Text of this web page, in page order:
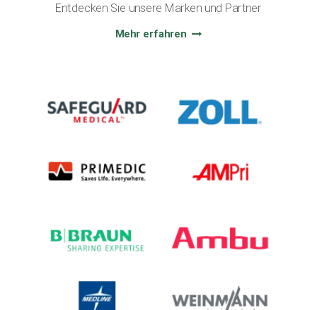
Entdecken Sie unsere Marken und Partner
Mehr erfahren